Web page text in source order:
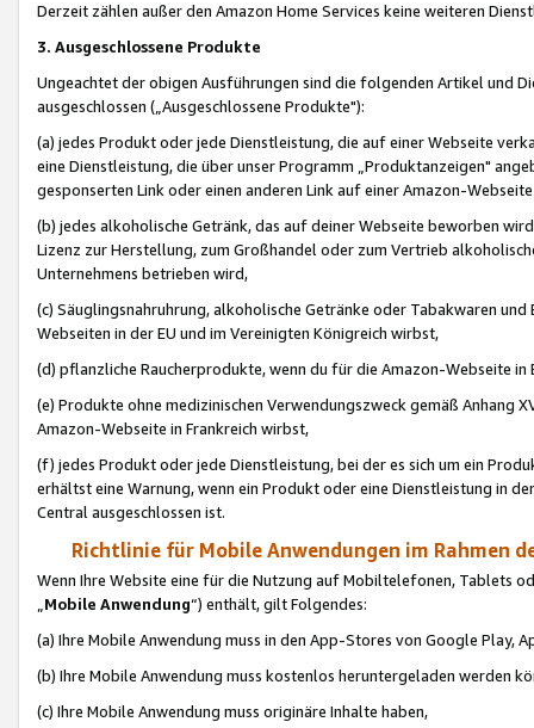
Derzeit zählen außer den Amazon Home Services keine weiteren
3. Ausgeschlossene Produkte
Ungeachtet der obigen Ausführungen sind die folgenden Artikel und
ausgeschlossen („Ausgeschlossene Produkte"):
(a) jedes Produkt oder jede Dienstleistung, die auf einer Webseite
eine Dienstleistung, die über unser Programm „Produktanzeigen"
gesponserten Link oder einen anderen Link auf einer Amazon-
(b) jedes alkoholische Getränk, das auf deiner Webseite beworben
Lizenz zur Herstellung, zum Großhandel oder zum Vertrieb
Unternehmens betrieben wird,
(c) Säuglingsnahruhrung, alkoholische Getränke oder Tabakwaren
Webseiten in der EU und im Vereinigten Königreich wirbst,
(d) pflanzliche Raucherprodukte, wenn du für die Amazon-Webseite in
(e) Produkte ohne medizinischen Verwendungszweck gemäß Anhang
Amazon-Webseite in Frankreich wirbst,
(f) jedes Produkt oder jede Dienstleistung, bei der es sich um ein
erhältst eine Warnung, wenn ein Produkt oder eine Dienstleistung in
Central ausgeschlossen ist.
Richtlinie für Mobile Anwendungen im Rahmen
Wenn Ihre Website eine für die Nutzung auf Mobiltelefonen, Tablets
„Mobile Anwendung“) enthält, gilt Folgendes:
(a) Ihre Mobile Anwendung muss in den App-Stores von Google Play,
(b) Ihre Mobile Anwendung muss kostenlos heruntergeladen werden
(c) Ihre Mobile Anwendung muss originäre Inhalte haben,